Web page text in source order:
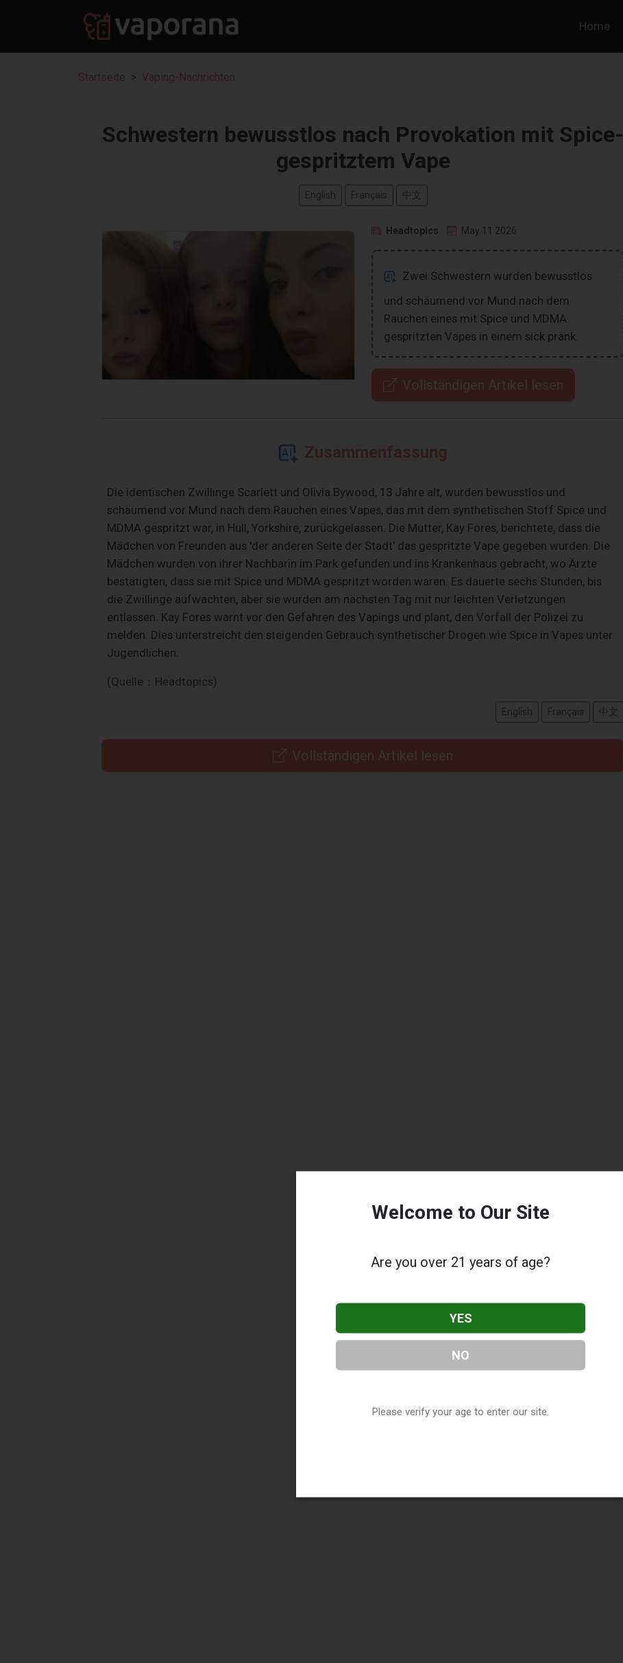
Home
Startseite Vaping-Nachrichten
Schwestern bewusstlos nach Provokation mit Spice-
gespritztem Vape
English Français 中文
Headtopics May 11 2026
Zwei Schwestern wurden bewusstlos
und schäumend vor Mund nach dem
Rauchen eines mit Spice und MDMA
gespritzten Vapes in einem sick prank.
Vollständigen Artikel lesen
Zusammenfassung
Die identischen Zwillinge Scarlett und Olivia Bywood, 13 Jahre alt, wurden bewusstlos und
schäumend vor Mund nach dem Rauchen eines Vapes, das mit dem synthetischen Stoff Spice und
MDMA gespritzt war, in Hull, Yorkshire, zurückgelassen. Die Mutter, Kay Fores, berichtete, dass die
Mädchen von Freunden aus 'der anderen Seite der Stadt' das gespritzte Vape gegeben wurden. Die
Mädchen wurden von ihrer Nachbarin im Park gefunden und ins Krankenhaus gebracht, wo Ärzte
bestätigten, dass sie mit Spice und MDMA gespritzt worden waren. Es dauerte sechs Stunden, bis
die Zwillinge aufwachten, aber sie wurden am nächsten Tag mit nur leichten Verletzungen
entlassen. Kay Fores warnt vor den Gefahren des Vapings und plant, den Vorfall der Polizei zu
melden. Dies unterstreicht den steigenden Gebrauch synthetischer Drogen wie Spice in Vapes unter
Jugendlichen.
(Quelle：Headtopics)
English Français 中文
Vollständigen Artikel lesen
Welcome to Our Site
Are you over 21 years of age?
YES
NO
Please verify your age to enter our site.